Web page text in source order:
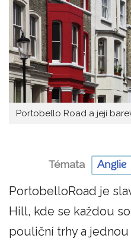
Portobello Road a její
Témata Anglie
PortobelloRoad je
Hill, kde se každou
pouliční trhy a